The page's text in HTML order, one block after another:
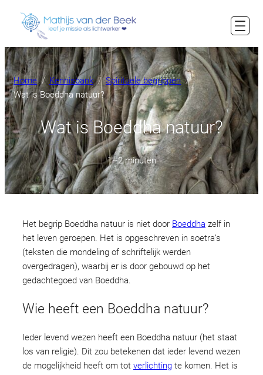
inhoud
Home Kennisbank
Spirituele begrippen
Wat is Boeddha natuur?
Wat is Boeddha natuur?
1–2 minuten
Het begrip Boeddha natuur is niet door Boeddha zelf in
het leven geroepen. Het is opgeschreven in soetra’s
(teksten die mondeling of schriftelijk werden
overgedragen), waarbij er is door gebouwd op het
gedachtegoed van Boeddha.
Wie heeft een Boeddha natuur?
Ieder levend wezen heeft een Boeddha natuur (het staat
los van religie). Dit zou betekenen dat ieder levend wezen
de mogelijkheid heeft om tot verlichting te komen. Het is